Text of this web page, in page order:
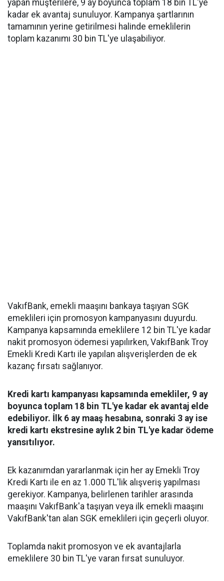
yapan müşterilere, 9 ay boyunca toplam 18 bin TL'ye
kadar ek avantaj sunuluyor. Kampanya şartlarının
tamamının yerine getirilmesi halinde emeklilerin
toplam kazanımı 30 bin TL'ye ulaşabiliyor.
VakıfBank, emekli maaşını bankaya taşıyan SGK
emeklileri için promosyon kampanyasını duyurdu.
Kampanya kapsamında emeklilere 12 bin TL'ye kadar
nakit promosyon ödemesi yapılırken, VakıfBank Troy
Emekli Kredi Kartı ile yapılan alışverişlerden de ek
kazanç fırsatı sağlanıyor.
Kredi kartı kampanyası kapsamında emekliler, 9 ay
boyunca toplam 18 bin TL'ye kadar ek avantaj elde
edebiliyor. İlk 6 ay maaş hesabına, sonraki 3 ay ise
kredi kartı ekstresine aylık 2 bin TL'ye kadar ödeme
yansıtılıyor.
Ek kazanımdan yararlanmak için her ay Emekli Troy
Kredi Kartı ile en az 1.000 TL'lik alışveriş yapılması
gerekiyor. Kampanya, belirlenen tarihler arasında
maaşını VakıfBank'a taşıyan veya ilk emekli maaşını
VakıfBank'tan alan SGK emeklileri için geçerli oluyor.
Toplamda nakit promosyon ve ek avantajlarla
emeklilere 30 bin TL'ye varan fırsat sunuluyor.